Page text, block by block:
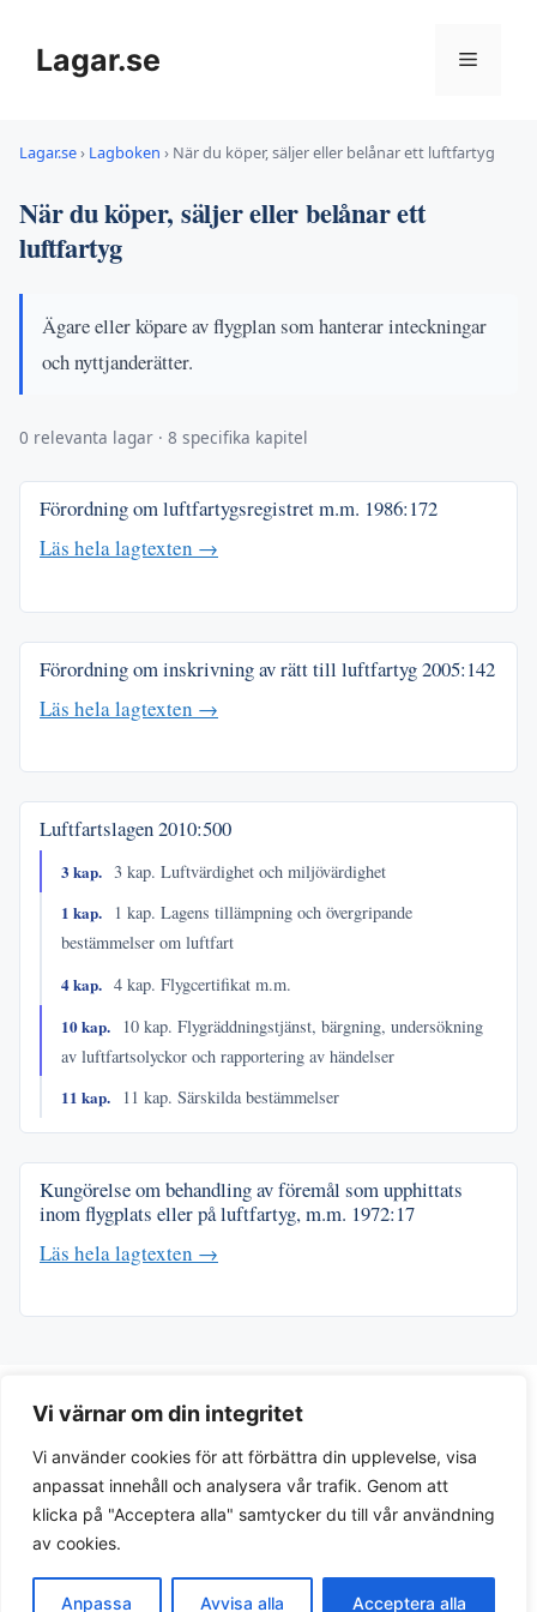
Vi värnar om din integritet
Vi använder cookies för att förbättra din upplevelse, visa
anpassat innehåll och analysera vår trafik. Genom att
klicka på "Acceptera alla" samtycker du till vår användning
av cookies.
Anpassa Avvisa alla Acceptera alla
innehållLagar.se Meny
Lagar.se› Lagboken › När du köper, säljer eller belånar ett luftfartyg
När du köper, säljer eller belånar ett
luftfartyg
Ägare eller köpare av flygplan som hanterar inteckningar
och nyttjanderätter.
0 relevanta lagar · 8 specifika kapitel
Förordning om luftfartygsregistret m.m. 1986:172
Läs hela lagtexten →
Förordning om inskrivning av rätt till luftfartyg2005:142
Läs hela lagtexten →
Luftfartslagen2010:500
3 kap. 3 kap. Luftvärdighet och miljövärdighet
1 kap.
1 kap. Lagens tillämpning och övergripande
bestämmelser om luftfart
4 kap. 4 kap. Flygcertifikat m.m.
10 kap.
10 kap. Flygräddningstjänst, bärgning, undersökning
av luftfartsolyckor och rapportering av händelser
11 kap.
11 kap. Särskilda bestämmelser
Kungörelse om behandling av föremål som upphittats
inom flygplats eller på luftfartyg, m.m. 1972:17
Läs hela lagtexten →
Integritetspolicy